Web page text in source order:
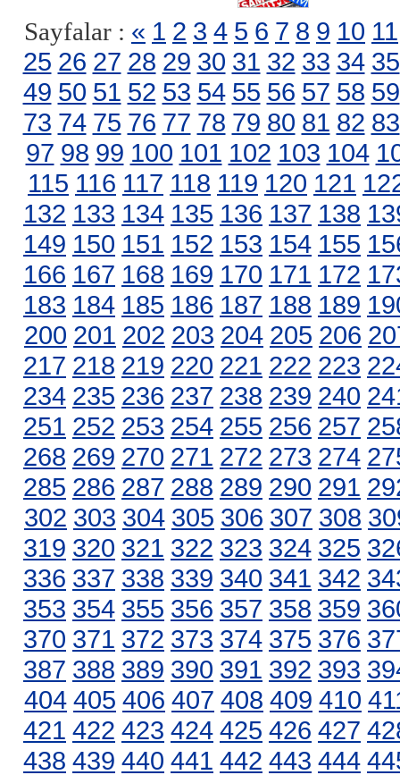
Sayfalar : « 1 2 3 4 5 6 7 8 9 10 11
25 26 27 28 29 30 31 32 33 34 35
49 50 51 52 53 54 55 56 57 58 59
73 74 75 76 77 78 79 80 81 82 83
97 98 99 100 101 102 103 104
115 116 117 118 119 120 121
132 133 134 135 136 137 138
149 150 151 152 153 154 155
166 167 168 169 170 171 172
183 184 185 186 187 188 189
200 201 202 203 204 205 206
217 218 219 220 221 222 223
234 235 236 237 238 239 240
251 252 253 254 255 256 257
268 269 270 271 272 273 274
285 286 287 288 289 290 291
302 303 304 305 306 307 308
319 320 321 322 323 324 325
336 337 338 339 340 341 342
353 354 355 356 357 358 359
370 371 372 373 374 375 376
387 388 389 390 391 392 393
404 405 406 407 408 409 410
421 422 423 424 425 426 427
438 439 440 441 442 443 444